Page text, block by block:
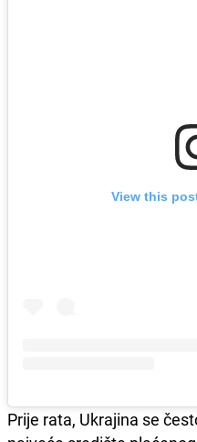
View this
Prije rata, Ukrajina se